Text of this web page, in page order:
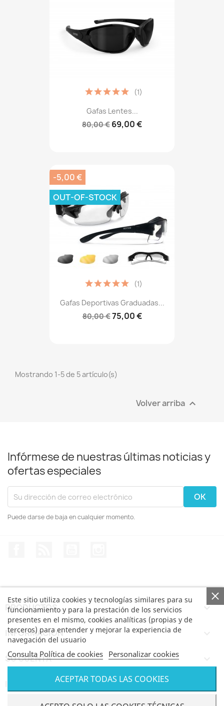
Gafas Lentes...
80,00 € 69,00 €
(1)
Gafas Deportivas Graduadas...
80,00 €75,00 €
(1)
-5,00 €
OUT-OF-STOCK
Mostrando 1-5 de 5 artículo(s)
Volver arriba 
Infórmese de nuestras últimas noticias y
ofertas especiales
Puede darse de baja en cualquier momento.
Este sitio utiliza cookies y tecnologías similares para su
funcionamiento y para la prestación de los servicios
presentes en el mismo, cookies analíticas (propias y de
terceros) para entender y mejorar la experiencia de
navegación del usuario
Consulta Política de cookies Personalizar cookies
ACEPTAR TODAS LAS COOKIES
PRODUCTOS 
INFORMACIÓN
SU CUENTA
INFORMACIÓN DE LA TIENDA
© Bertoni iWear SRL via Feltre, 6 - 21100 Varese VAT